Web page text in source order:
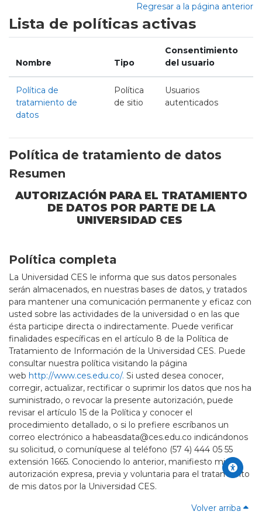
Regresar a la página anterior
Lista de políticas activas
Nombre Tipo
Consentimiento
del usuario
Política de
tratamiento de
datos
Política
de sitio
Usuarios
autenticados
Política de tratamiento de datos
Resumen
AUTORIZACIÓN PARA EL TRATAMIENTO
DE DATOS POR PARTE DE LA
UNIVERSIDAD CES
Política completa
La Universidad CES le informa que sus datos personales
serán almacenados, en nuestras bases de datos, y tratados
para mantener una comunicación permanente y eficaz con
usted sobre las actividades de la universidad o en las que
ésta participe directa o indirectamente. Puede verificar
finalidades específicas en el artículo 8 de la Política de
Tratamiento de Información de la Universidad CES. Puede
consultar nuestra política visitando la página
web http://www.ces.edu.co/. Si usted desea conocer,
corregir, actualizar, rectificar o suprimir los datos que nos ha
suministrado, o revocar la presente autorización, puede
revisar el artículo 15 de la Política y conocer el
procedimiento detallado, o si lo prefiere escríbanos un
correo electrónico a habeasdata@ces.edu.co indicándonos
su solicitud, o comuníquese al teléfono (57 4) 444 05 55
extensión 1665. Conociendo lo anterior, manifiesto mi
autorización expresa, previa y voluntaria para el tratamiento
de mis datos por la Universidad CES.
Volver arriba